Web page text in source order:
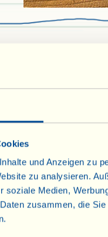
und Anzeigen zu
zu analysieren.
soziale Medien,
zusammen, die
Oliven